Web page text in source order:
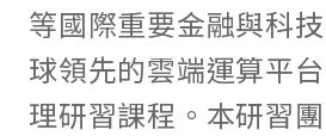
等國際重要金融與科
球領先的雲端運算平
理研習課程。本研習